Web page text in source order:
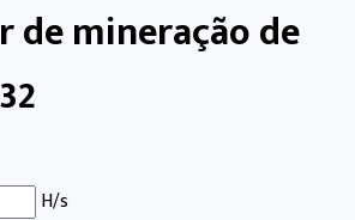
de mineração de
H/s